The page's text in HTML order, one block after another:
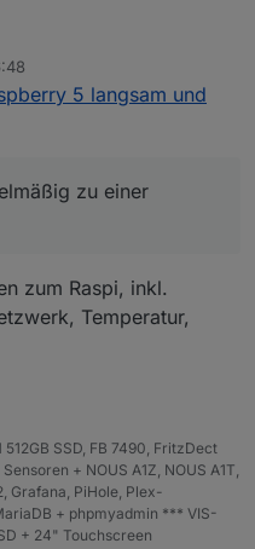
keine, lediglich ein Bild fast
geteilt wird, eine Seite
und die andere Ansicht
und eine Tabelle. Im
nicht mehr viel
Anzeige mit einem Binding.
Raspi kommt es
5 langsam und
zu einer
zum Raspi, inkl.
Temperatur,
512GB SSD, FB 7490, FritzDect
+ NOUS A1Z, NOUS A1T,
Grafana, PiHole, Plex-
+ phpmyadmin *** VIS-
+ 24" Touchscreen